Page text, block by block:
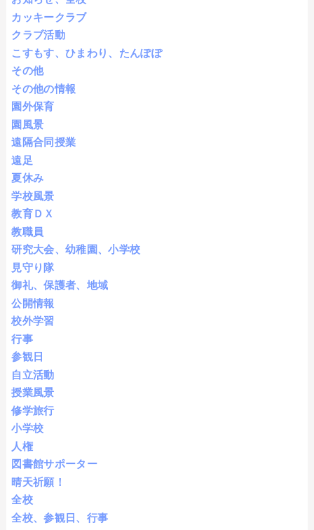
カッキークラブ
クラブ活動
こすもす、ひまわり、たんぽぽ
その他
その他の情報
園外保育
園風景
遠隔合同授業
遠足
夏休み
学校風景
教育ＤＸ
教職員
研究大会、幼稚園、小学校
見守り隊
御礼、保護者、地域
公開情報
校外学習
行事
参観日
自立活動
授業風景
修学旅行
小学校
人権
図書館サポーター
晴天祈願！
全校
全校、参観日、行事